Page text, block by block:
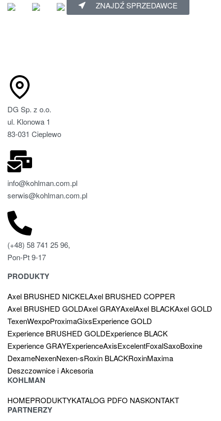
ZNAJDŹ SPRZEDAWCE
DG Sp. z o.o.
ul. Klonowa 1
83-031 Cieplewo
info@kohlman.com.pl
serwis@kohlman.com.pl
(+48) 58 741 25 96,
Pon-Pt 9-17
PRODUKTY
Axel BRUSHED NICKELAxel BRUSHED COPPER
Axel BRUSHED GOLDAxel GRAYAxelAxel BLACKAxel GOLD
TexenWexpoProximaGixsExperience GOLD
Experience BRUSHED GOLDExperience BLACK
Experience GRAYExperienceAxisExcelentFoxalSaxoBoxine
DexameNexenNexen-sRoxin BLACKRoxinMaxima
Deszczownice i Akcesoria
KOHLMAN
HOMEPRODUKTYKATALOG PDFO NASKONTAKT
PARTNERZY